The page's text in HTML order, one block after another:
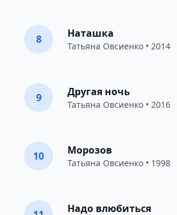
8 Наташка
Татьяна Овсиенко • 2014
9 Другая ночь
Татьяна Овсиенко • 2016
10 Морозов
Татьяна Овсиенко • 1998
Надо влюбиться